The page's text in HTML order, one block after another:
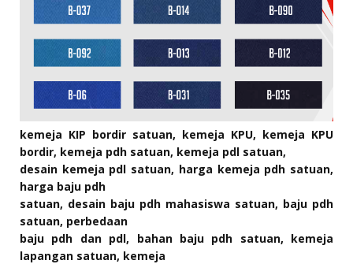
kemeja KIP bordir satuan, kemeja KPU, kemeja KPU
bordir, kemeja pdh satuan, kemeja pdl satuan,
desain kemeja pdl satuan, harga kemeja pdh satuan,
harga baju pdh
satuan, desain baju pdh mahasiswa satuan, baju pdh
satuan, perbedaan
baju pdh dan pdl, bahan baju pdh satuan, kemeja
lapangan satuan, kemeja